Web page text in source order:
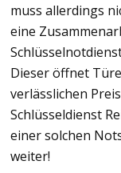
muss allerdings
eine
Dieser öffnet
verlässlichen
Schlüsseldienst
einer solchen
weiter!